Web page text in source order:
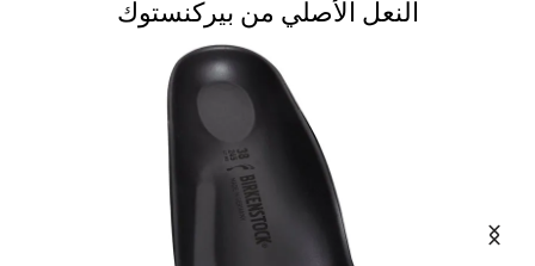
النعل الأصلي من بيركنستوك